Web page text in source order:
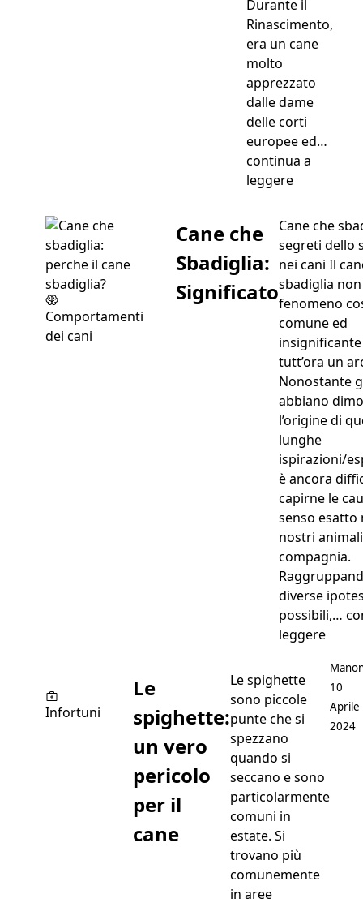
Durante il
Rinascimento,
era un cane
molto
apprezzato
dalle dame
delle corti
europee ed…
continua a
leggere“Il
Comportamenti
dei cani
Cane che
Sbadiglia:
Significato
Cane che
segreti dello
nei cani Il
sbadiglia
fenomeno
comune ed
tutt’ora un
Nonostante
abbiano
l’origine di
lunghe
ispirazioni/
è ancora
capirne le
senso esatto
nostri
compagnia.
diverse
possibili,…
leggere
Infortuni
Le
spighette:
un vero
pericolo
per il
cane
Le spighette
sono piccole
punte che si
spezzano
quando si
seccano e sono
particolarmente
comuni in
estate. Si
trovano più
comunemente
in aree
10
Aprile
2024